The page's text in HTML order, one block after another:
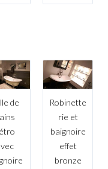
de
Robinette
rie et
baignoire
effet
bronze